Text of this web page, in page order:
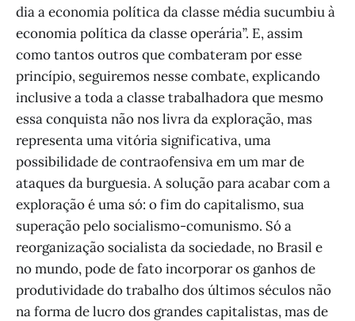
dia a economia política da classe média sucumbiu à
economia política da classe operária”. E, assim
como tantos outros que combateram por esse
princípio, seguiremos nesse combate, explicando
inclusive a toda a classe trabalhadora que mesmo
essa conquista não nos livra da exploração, mas
representa uma vitória significativa, uma
possibilidade de contraofensiva em um mar de
ataques da burguesia. A solução para acabar com a
exploração é uma só: o fim do capitalismo, sua
superação pelo socialismo-comunismo. Só a
reorganização socialista da sociedade, no Brasil e
no mundo, pode de fato incorporar os ganhos de
produtividade do trabalho dos últimos séculos não
na forma de lucro dos grandes capitalistas, mas de